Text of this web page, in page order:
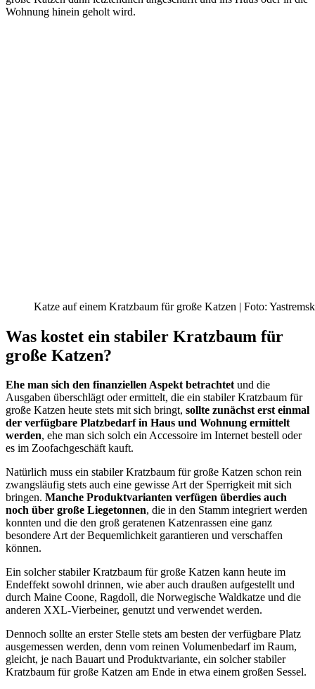
Wohnung hinein geholt wird.
Katze auf einem Kratzbaum für große Katzen | Foto:
Was kostet ein stabiler Kratzbaum für
große Katzen?
Ehe man sich den finanziellen Aspekt betrachtetund die
Ausgaben überschlägt oder ermittelt, die ein stabiler Kratzbaum für
große Katzen heute stets mit sich bringt, sollte zunächst erst einmal
der verfügbare Platzbedarf in Haus und Wohnung ermittelt
werden, ehe man sich solch ein Accessoire im Internet bestell oder
es im Zoofachgeschäft kauft.
Natürlich muss ein stabiler Kratzbaum für große Katzen schon rein
zwangsläufig stets auch eine gewisse Art der Sperrigkeit mit sich
bringen. Manche Produktvarianten verfügen überdies auch
noch über große Liegetonnen, die in den Stamm integriert werden
konnten und die den groß geratenen Katzenrassen eine ganz
besondere Art der Bequemlichkeit garantieren und verschaffen
können.
Ein solcher stabiler Kratzbaum für große Katzen kann heute im
Endeffekt sowohl drinnen, wie aber auch draußen aufgestellt und
durch Maine Coone, Ragdoll, die Norwegische Waldkatze und die
anderen XXL-Vierbeiner, genutzt und verwendet werden.
Dennoch sollte an erster Stelle stets am besten der verfügbare Platz
ausgemessen werden, denn vom reinen Volumenbedarf im Raum,
gleicht, je nach Bauart und Produktvariante, ein solcher stabiler
Kratzbaum für große Katzen am Ende in etwa einem großen Sessel.